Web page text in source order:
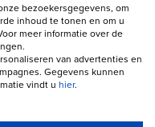
bezoekersgegevens, om
inhoud te tonen en om u
meer informatie over de
van advertenties en
Gegevens kunnen
vindt u hier.